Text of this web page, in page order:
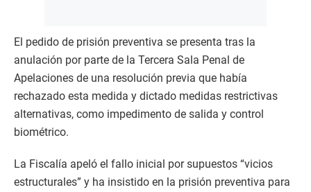
El pedido de prisión preventiva se presenta tras la
anulación por parte de la Tercera Sala Penal de
Apelaciones de una resolución previa que había
rechazado esta medida y dictado medidas restrictivas
alternativas, como impedimento de salida y control
biométrico.
La Fiscalía apeló el fallo inicial por supuestos “vicios
estructurales” y ha insistido en la prisión preventiva para